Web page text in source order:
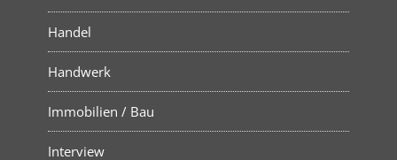
Handel
Handwerk
Immobilien / Bau
Interview